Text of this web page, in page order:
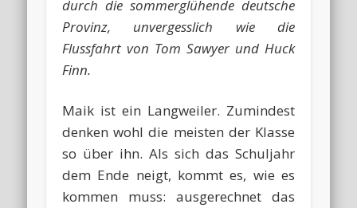
durch die sommerglühende deutsche
Provinz, unvergesslich wie die
Flussfahrt von Tom Sawyer und Huck
Finn.
Maik ist ein Langweiler. Zumindest
denken wohl die meisten der Klasse
so über ihn. Als sich das Schuljahr
dem Ende neigt, kommt es, wie es
kommen muss: ausgerechnet das